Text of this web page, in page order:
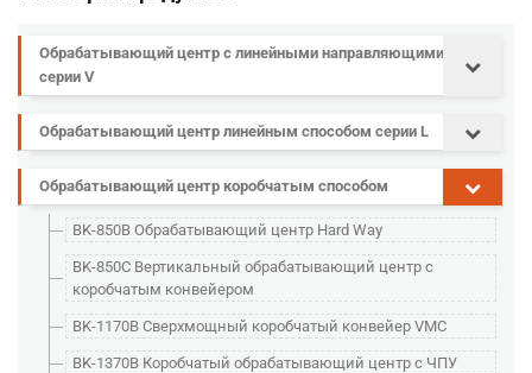
Обрабатывающий центр с линейными направляющими
серии V
Обрабатывающий центр линейным способом серии L
Обрабатывающий центр коробчатым способом
BK-850B Обрабатывающий центр Hard Way
BK-850C Вертикальный обрабатывающий центр с
коробчатым конвейером
BK-1170B Сверхмощный коробчатый конвейер VMC
BK-1370B Коробчатый обрабатывающий центр с ЧПУ